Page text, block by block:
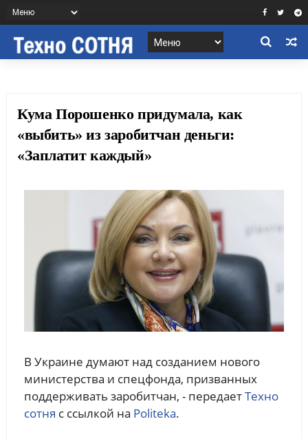
Кума Порошенко придумала, как
«выбить» из заробитчан деньги:
«Заплатит каждый»
В Украине думают над созданием нового
министерства и спецфонда, призванных
поддерживать заробитчан, - передаетТехно
сотня с ссылкой на Politeka.